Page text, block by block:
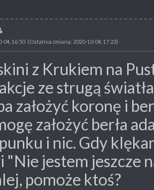
04, 16:50 (Ostatnia zmiana: 2020-10-04, 17:23)
z Krukiem na
ze strugą
założyć koronę i
założyć berła
i nic. Gdy
"Nie jestem jeszcze
pomoże ktoś?